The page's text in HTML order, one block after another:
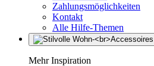
Zahlungsmöglichkeiten
Kontakt
Alle Hilfe-Themen
Mehr Inspiration